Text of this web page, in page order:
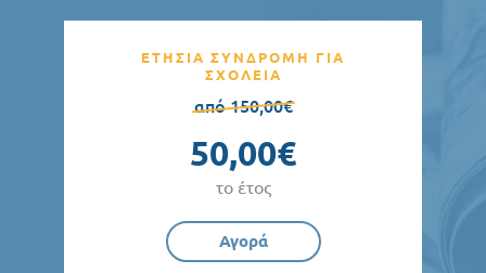
ΕΤΗΣΙΑ ΣΥΝΔΡΟΜΗ ΓΙΑ
ΣΧΟΛΕΙΑ
από 150,00€
50,00€
το έτος
Αγορά